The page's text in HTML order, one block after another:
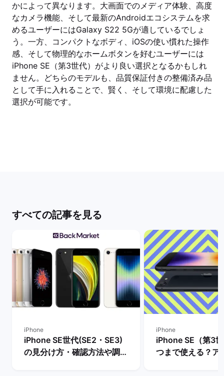
かによって異なります。大画面でのメディア体験、高度
なカメラ機能、そして最新のAndroidエコシステムを求
めるユーザーにはGalaxy S22 5Gが適しているでしょ
う。一方、コンパクトなボディ、iOSの使い慣れた操作
感、そして物理的なホームボタンを好むユーザーには
iPhone SE（第3世代）がより良い選択となるかもしれ
ません。どちらのモデルも、品質保証付きの整備済み品
として手に入れることで、賢く、そして環境に配慮した
選択が可能です。
すべての記事を見る
iPhone
iPhone SE世代(SE2・SE3)
の見分け方・確認方法や調べ
iPhone
iPhone SE（第3
つまで使える？ア